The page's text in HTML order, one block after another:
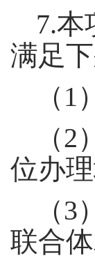
7.本
满足
（ 1
（2
位办理
（3
联合